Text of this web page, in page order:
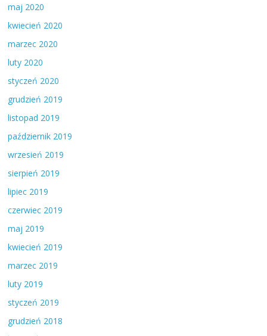
maj 2020
kwiecień 2020
marzec 2020
luty 2020
styczeń 2020
grudzień 2019
listopad 2019
październik 2019
wrzesień 2019
sierpień 2019
lipiec 2019
czerwiec 2019
maj 2019
kwiecień 2019
marzec 2019
luty 2019
styczeń 2019
grudzień 2018